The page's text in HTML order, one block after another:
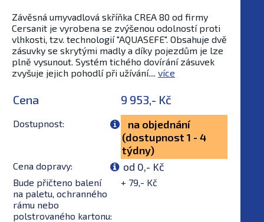
Závěsná umyvadlová skříňka CREA 80 od firmy
Cersanit je vyrobena se zvýšenou odolností proti
vlhkosti, tzv. technologií "AQUASEFE". Obsahuje dvě
zásuvky se skrytými madly a díky pojezdům je lze
plně vysunout. Systém tichého dovírání zásuvek
zvyšuje jejich pohodlí při užívání.... více
Cena 9 953,- Kč
Dostupnost:
na objednání
(dostupnost 1 - 4
týdny)
Cena dopravy: od 0,- Kč
Bude přičteno balení
na paletu, ochranného
rámu nebo
polstrovaného kartonu:
+ 79,- Kč